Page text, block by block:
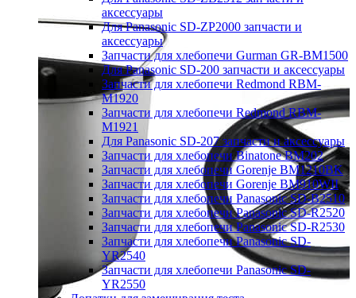
аксессуары
Для Panasonic SD-ZP2000 запчасти и
аксессуары
Запчасти для хлебопечи Gurman GR-BM1500
Для Panasonic SD-200 запчасти и аксессуары
Запчасти для хлебопечи Redmond RBM-
M1920
Запчасти для хлебопечи Redmond RBM-
M1921
Для Panasonic SD-207 запчасти и аксессуары
Запчасти для хлебопечи Binatone BM202
Запчасти для хлебопечи Gorenje BM1210BK
Запчасти для хлебопечи Gorenje BM910WII
Запчасти для хлебопечи Panasonic SD-B2510
Запчасти для хлебопечи Panasonic SD-R2520
Запчасти для хлебопечи Panasonic SD-R2530
Запчасти для хлебопечи Panasonic SD-
YR2540
Запчасти для хлебопечи Panasonic SD-
YR2550